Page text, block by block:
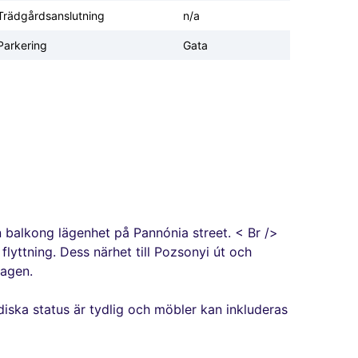
n/a
Gata
lägenhet på Pannónia street. < Br />
Dess närhet till Pozsonyi út och
status är tydlig och möbler kan inkluderas